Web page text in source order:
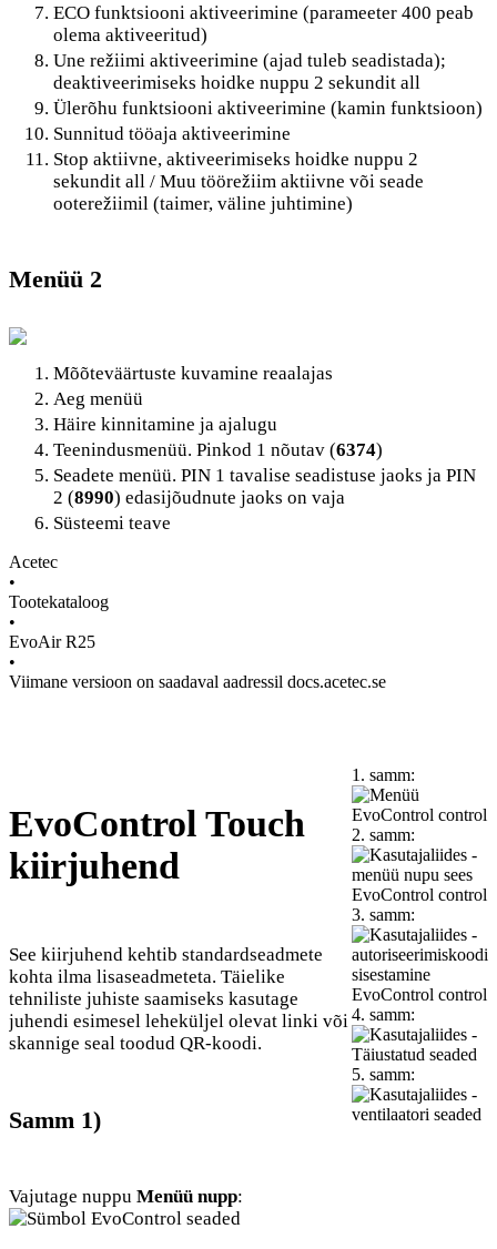
ECO funktsiooni aktiveerimine (parameeter 400 peab
olema aktiveeritud)
Une režiimi aktiveerimine (ajad tuleb seadistada);
deaktiveerimiseks hoidke nuppu 2 sekundit all
Ülerõhu funktsiooni aktiveerimine (kamin funktsioon)
Sunnitud tööaja aktiveerimine
Stop aktiivne, aktiveerimiseks hoidke nuppu 2
sekundit all / Muu töörežiim aktiivne või seade
ooterežiimil (taimer, väline juhtimine)
Menüü 2
Mõõteväärtuste kuvamine reaalajas
Aeg menüü
Häire kinnitamine ja ajalugu
Teenindusmenüü. Pinkod 1 nõutav (6374)
Seadete menüü. PIN 1 tavalise seadistuse jaoks ja PIN
2 (8990) edasijõudnute jaoks on vaja
Süsteemi teave
Acetec
•
Tootekataloog
•
EvoAir R25
•
Viimane versioon on saadaval aadressil docs.acetec.se
EvoControl Touch
kiirjuhend
See kiirjuhend kehtib standardseadmete
kohta ilma lisaseadmeteta. Täielike
tehniliste juhiste saamiseks kasutage
juhendi esimesel leheküljel olevat linki või
skannige seal toodud QR-koodi.
Samm 1)
Vajutage nuppu Menüü nupp:
1. samm:
2. samm:
3. samm:
4. samm:
5. samm: